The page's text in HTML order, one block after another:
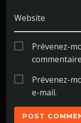
Website
Prévenez-
Prévenez-
e-mail.